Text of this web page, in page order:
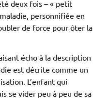
deux fois – « petit
personnifiée en
de force pour ôter la
écho à la description
est décrite comme un
L’enfant qui
se vider peu à peu de sa